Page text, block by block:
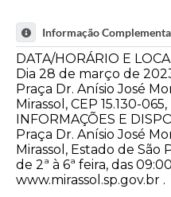
Informação
DATA/HORÁRIO E
Dia 28 de março de
Praça Dr. Anísio José
Mirassol, CEP 15.130-
INFORMAÇÕES E
Praça Dr. Anísio José
Mirassol, Estado de São
de 2ª à 6ª feira, das
www.mirassol.sp.gov.br .